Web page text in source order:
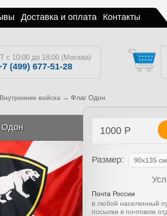
Доставка и оплата Контакты
с 10:00 до 18:00 (Москва)
(499) 677-51-28
войска → Флаг Одон
Одон 1000 Р
Размер:
Почта России
в любой населенный
посылки в почтовом